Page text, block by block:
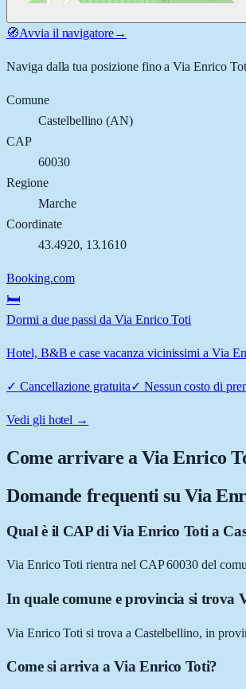
🧭Avvia il navigatore→
Naviga dalla tua posizione fino aVia Enrico
Comune
Castelbellino (AN)
CAP
60030
Regione
Marche
Coordinate
43.4920, 13.1610
Booking.com
🛏️
Dormi a due passi da Via Enrico Toti
Hotel, B&B e case vacanza vicinissimi a Via
✓ Cancellazione gratuita✓ Nessun costo di
Vedi gli hotel →
Come arrivare aVia Enrico
Domande frequenti su Via
Qual è il CAP di Via Enrico Toti a
Via Enrico Toti rientra nel CAP 60030 del
In quale comune e provincia si trova
Via Enrico Toti si trova a Castelbellino, in
Come si arriva a Via Enrico Toti?